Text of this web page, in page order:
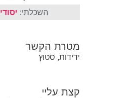
השכלתי: יסודי
מטרת הקשר
ידידות, סטוץ
קצת עליי